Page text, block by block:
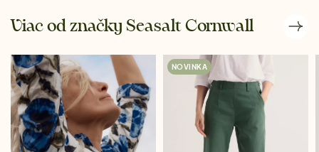
Viac od značky Seasalt Cornwall
NOVINKA